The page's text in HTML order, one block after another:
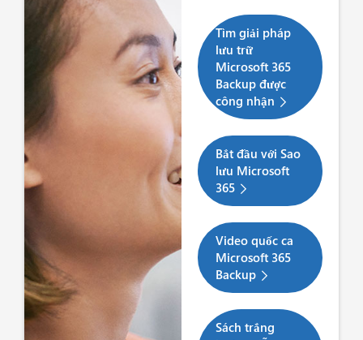
Tìm giải pháp
lưu trữ
Microsoft 365
Backup được
công nhận
Bắt đầu với Sao
lưu Microsoft
365
Video quốc ca
Microsoft 365
Backup
Sách trắng